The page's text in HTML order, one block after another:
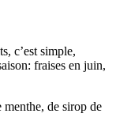
c’est simple,
fraises en juin,
menthe, de sirop de